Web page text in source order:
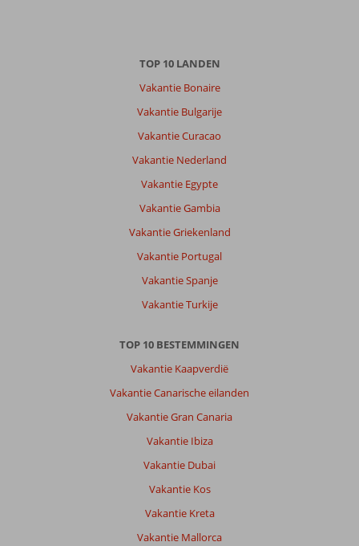
TOP 10 LANDEN
Vakantie Bonaire
Vakantie Bulgarije
Vakantie Curacao
Vakantie Nederland
Vakantie Egypte
Vakantie Gambia
Vakantie Griekenland
Vakantie Portugal
Vakantie Spanje
Vakantie Turkije
TOP 10 BESTEMMINGEN
Vakantie Kaapverdië
Vakantie Canarische eilanden
Vakantie Gran Canaria
Vakantie Ibiza
Vakantie Dubai
Vakantie Kos
Vakantie Kreta
Vakantie Mallorca